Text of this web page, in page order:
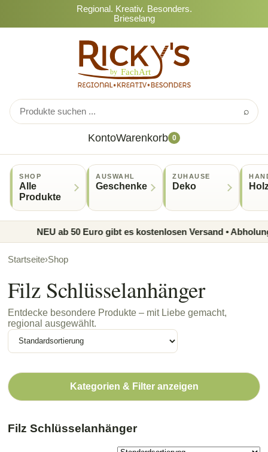
Regional. Kreativ. Besonders.
Brieselang
⌕
KontoWarenkorb 0
SHOP
Alle
Produkte
AUSWAHL
Geschenke
ZUHAUSE
Deko
NEU ab 50 Euro gibt es kostenlosen Versand • Abholung
Startseite›Shop
Filz Schlüsselanhänger
Entdecke besondere Produkte – mit Liebe gemacht,
regional ausgewählt.
Kategorien & Filter anzeigen
Filz Schlüsselanhänger